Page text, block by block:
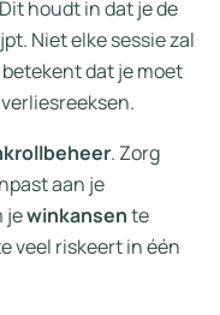
houdt in dat je de
Niet elke sessie zal
dat je moet
. Zorg
aan je
jewinkansente
veel riskeert in één